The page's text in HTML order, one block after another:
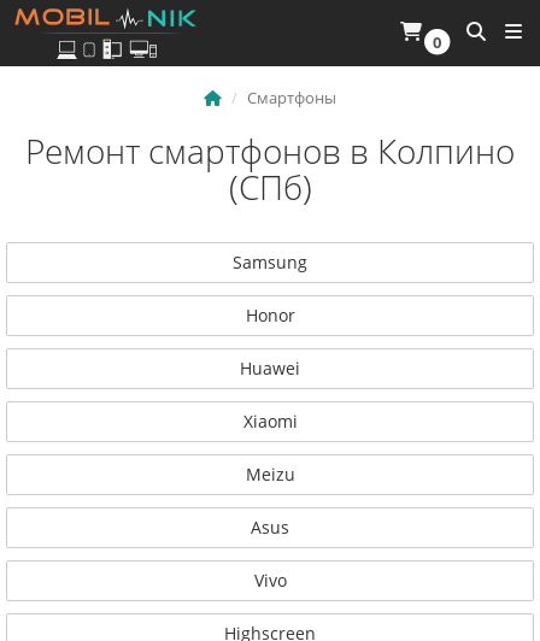
0
Смартфоны
Ремонт смартфонов в Колпино
(СПб)
Samsung
Honor
Huawei
Xiaomi
Meizu
Asus
Vivo
Highscreen